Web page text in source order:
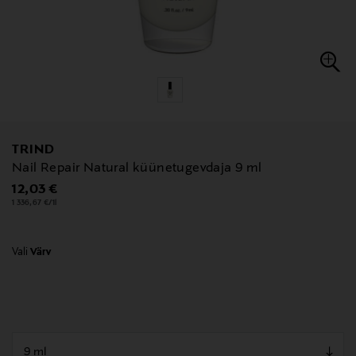
TRIND
Nail Repair Natural küünetugevdaja 9 ml
Original Price
12,03 €
1 336,67 €/1l
Vali Värv